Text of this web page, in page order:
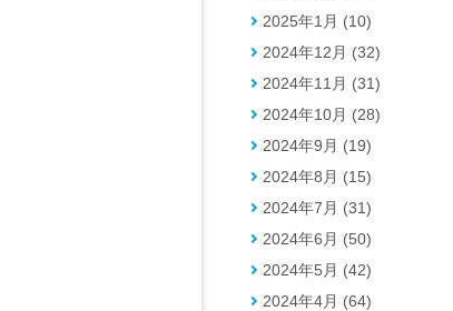
2025年1月 (10)
2024年12月 (32)
2024年11月 (31)
2024年10月 (28)
2024年9月 (19)
2024年8月 (15)
2024年7月 (31)
2024年6月 (50)
2024年5月 (42)
2024年4月 (64)